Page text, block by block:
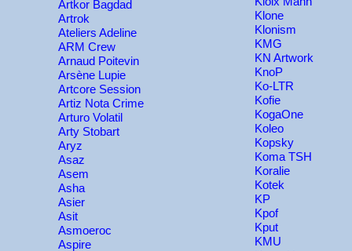
Klone
Klonism
KMG
KN Artwork
KnoP
Ko-LTR
Kofie
KogaOne
Koleo
Kopsky
Koma TSH
Koralie
Kotek
KP
Kpof
Kput
KMU
Artkor Bagdad
Artrok
Ateliers Adeline
ARM Crew
Arnaud Poitevin
Arsène Lupie
Artcore Session
Artiz Nota Crime
Arturo Volatil
Arty Stobart
Aryz
Asaz
Asem
Asha
Asier
Asit
Asmoeroc
Aspire